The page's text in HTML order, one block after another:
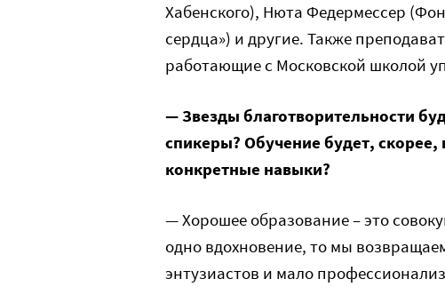
Хабенского), Нюта Федермессер
сердца») и другие. Также
работающие с Московской школой
— Звезды благотворительности
спикеры? Обучение будет,
конкретные навыки?
— Хорошее образование – это
одно вдохновение, то мы
энтузиастов и мало